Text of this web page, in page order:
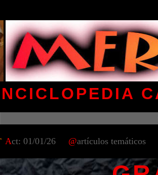
2026 d.C. 2026 d.C. 2026 d.C.
Act: 01/01/26 @artículos temáticos